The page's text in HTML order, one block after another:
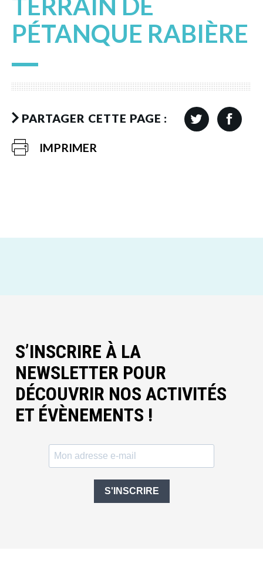
TERRAIN DE
PÉTANQUE RABIÈRE
PARTAGER CETTE PAGE :
IMPRIMER
S’INSCRIRE À LA
NEWSLETTER POUR
DÉCOUVRIR NOS ACTIVITÉS
ET ÉVÈNEMENTS !
S'INSCRIRE